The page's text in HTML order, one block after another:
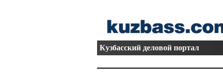
Кузбасский деловой портал